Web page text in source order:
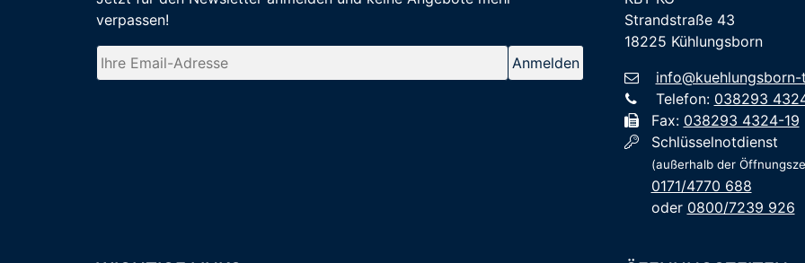
verpassen!
Strandstraße 43
18225 Kühlungsborn
Telefon: 038293
Fax: 038293 4324-19
Schlüsselnotdienst
(außerhalb der
0171/4770 688
oder 0800/7239 926